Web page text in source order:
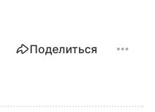
Поделиться